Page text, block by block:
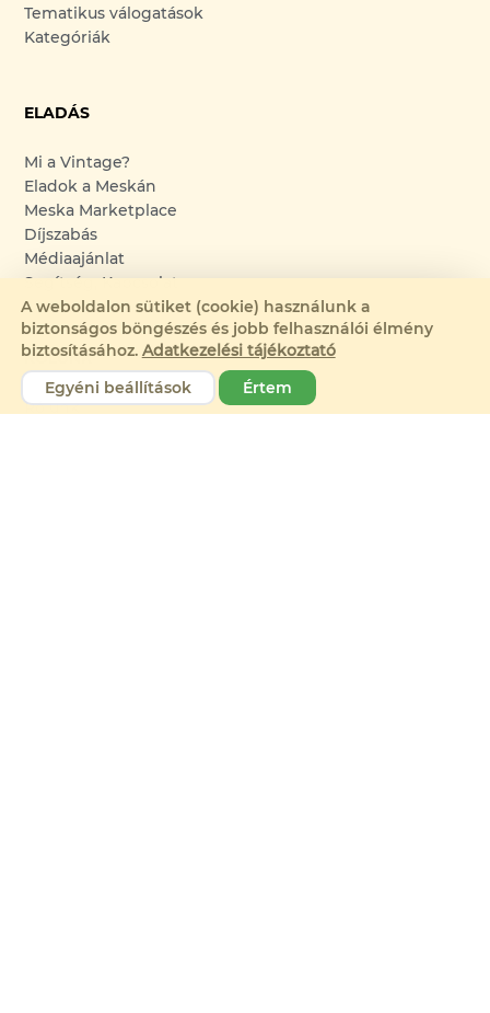
Tematikus válogatások
Kategóriák
ELADÁS
Mi a Vintage?
Eladok a Meskán
Meska Marketplace
Díjszabás
Médiaajánlat
Segítség, Kapcsolat
RÓLUNK
Rólunk
A weboldalon sütiket (cookie) használunk a
biztonságos böngészés és jobb felhasználói élmény
biztosításához. Adatkezelési tájékoztató
Egyéni beállítások
Értem